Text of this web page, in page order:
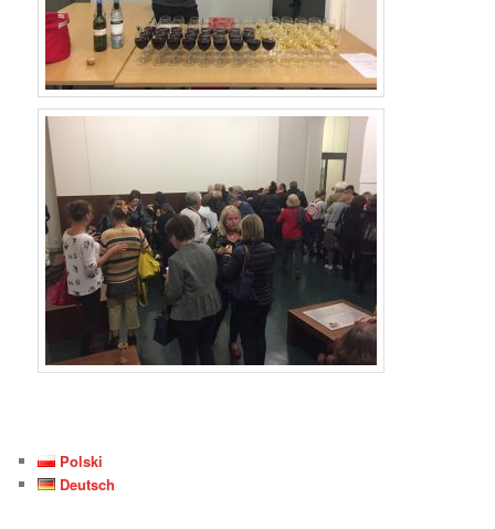
Polski
Deutsch